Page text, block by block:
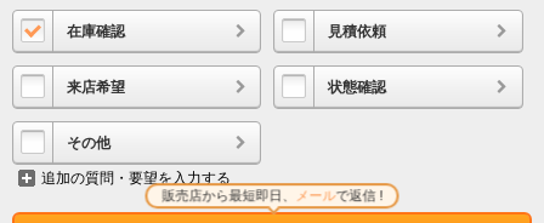
在庫確認 見積依頼
来店希望 状態確認
その他
追加の質問・要望を入力する
販売店から最短即日、 メールで返信 !